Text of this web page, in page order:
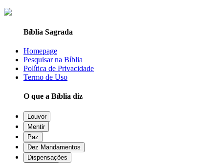
Bíblia Sagrada
Homepage
Pesquisar na Bíblia
Política de Privacidade
Termo de Uso
O que a Bíblia diz
Louvor
Mentir
Paz
Dez Mandamentos
Dispensações